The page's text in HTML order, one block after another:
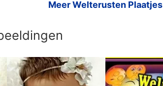
Meer Welterusten Plaatjes